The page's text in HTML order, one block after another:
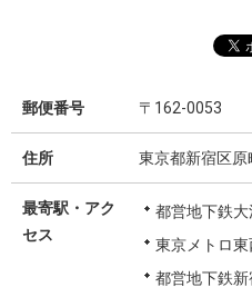
郵便番号 〒162-0053
住所 東京都新宿区原
最寄駅・アク
セス
都営地下鉄
東京メトロ
都営地下鉄